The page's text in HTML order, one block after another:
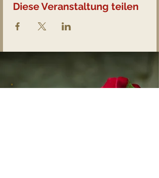
Diese Veranstaltung teilen